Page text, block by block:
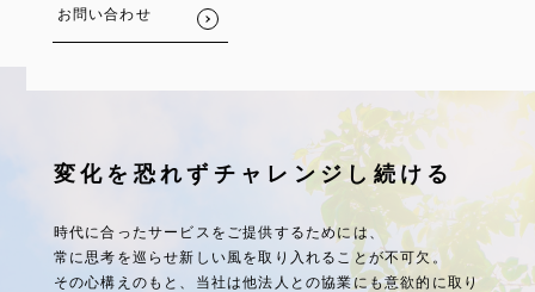
お問い合わせ
変化を恐れずチャレンジし続ける
時代に合ったサービスをご提供するためには、
常に思考を巡らせ新しい風を取り入れることが不可欠。
その心構えのもと、当社は他法人との協業にも意欲的に取り